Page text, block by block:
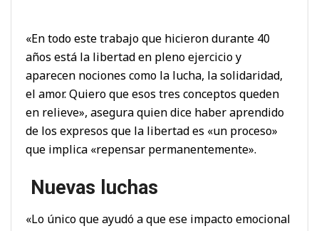
«En todo este trabajo que hicieron durante 40
años está la libertad en pleno ejercicio y
aparecen nociones como la lucha, la solidaridad,
el amor. Quiero que esos tres conceptos queden
en relieve», asegura quien dice haber aprendido
de los expresos que la libertad es «un proceso»
que implica «repensar permanentemente».
Nuevas luchas
«Lo único que ayudó a que ese impacto emocional